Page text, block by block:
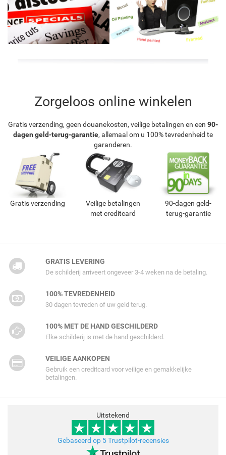
Zorgeloos online winkelen
Gratis verzending, geen douanekosten, veilige betalingen en een 90-
dagen geld-terug-garantie, allemaal om u 100% tevredenheid te
garanderen.
Gratis verzending
Veilige betalingen
met creditcard
90-dagen geld-
terug-garantie
GRATIS LEVERING
De schilderij arriveert ongeveer 3-4 weken na de betaling.
100% TEVREDENHEID
30 dagen tevreden of uw geld terug.
100% MET DE HAND GESCHILDERD
Elke schilderij is met de hand geschilderd.
VEILIGE AANKOPEN
Gebruik een creditcard voor veilige en gemakkelijke
betalingen.
Uitstekend
Gebaseerd op 5 Trustpilot-recensies